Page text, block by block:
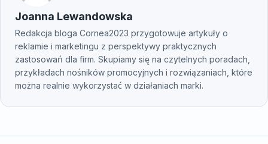
Joanna Lewandowska
Redakcja bloga Cornea2023 przygotowuje artykuły o
reklamie i marketingu z perspektywy praktycznych
zastosowań dla firm. Skupiamy się na czytelnych poradach,
przykładach nośników promocyjnych i rozwiązaniach, które
można realnie wykorzystać w działaniach marki.